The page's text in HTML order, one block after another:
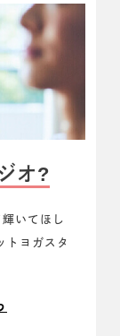
オ?
いてほし
トヨガスタ